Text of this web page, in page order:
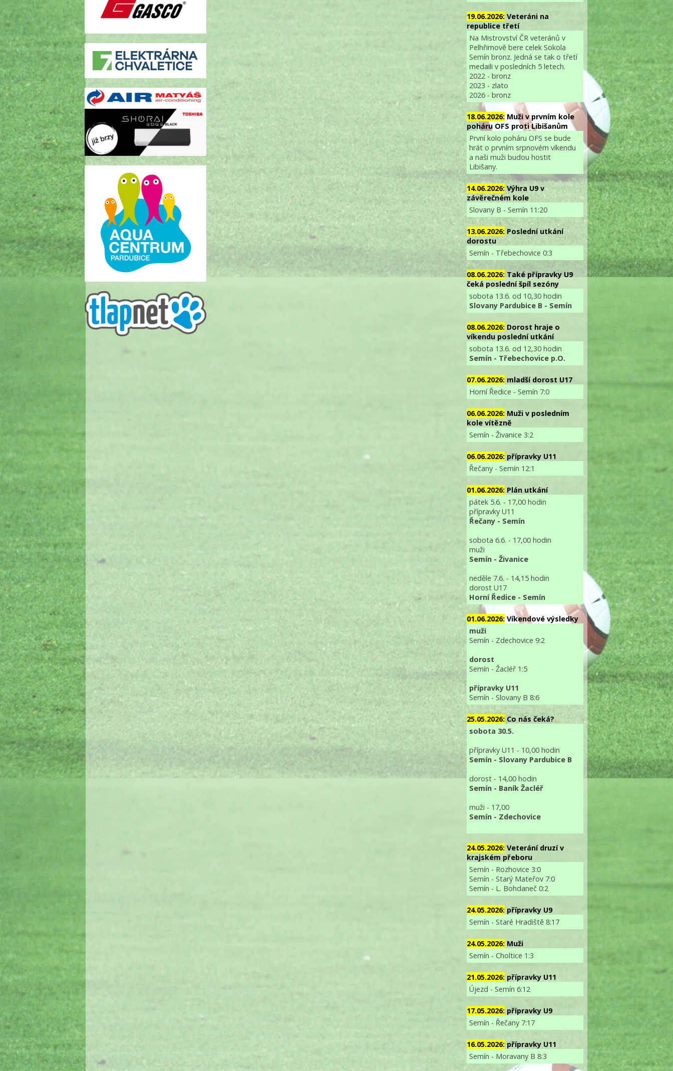
19.06.2026: Veteráni na
republice třetí
Na Mistrovství ČR veteránů v
Pelhřimově bere celek Sokola
Semín bronz. Jedná se tak o třetí
medaili v posledních 5 letech.
2022 - bronz
2023 - zlato
2026 - bronz
18.06.2026: Muži v prvním kole
poháru OFS proti Libišanům
První kolo poháru OFS se bude
hrát o prvním srpnovém víkendu
a naši muži budou hostit
Libišany.
14.06.2026: Výhra U9 v
závěrečném kole
Slovany B - Semín 11:20
13.06.2026: Poslední utkání
dorostu
Semín - Třebechovice 0:3
08.06.2026: Také přípravky U9
čeká poslední špíl sezóny
sobota 13.6. od 10,30 hodin
Slovany Pardubice B - Semín
08.06.2026: Dorost hraje o
víkendu poslední utkání
sobota 13.6. od 12,30 hodin
Semín - Třebechovice p.O.
07.06.2026: mladší dorost U17
Horní Ředice - Semín 7:0
06.06.2026: Muži v posledním
kole vítězně
Semín - Živanice 3:2
06.06.2026: přípravky U11
Řečany - Semín 12:1
01.06.2026: Plán utkání
pátek 5.6. - 17,00 hodin
přípravky U11
Řečany - Semín
sobota 6.6. - 17,00 hodin
muži
Semín - Živanice
neděle 7.6. - 14,15 hodin
dorost U17
Horní Ředice - Semín
01.06.2026: Víkendové výsledky
muži
Semín - Zdechovice 9:2
dorost
Semín - Žacléř 1:5
přípravky U11
Semín - Slovany B 8:6
25.05.2026: Co nás čeká?
sobota 30.5.
přípravky U11 - 10,00 hodin
Semín - Slovany Pardubice B
dorost - 14,00 hodin
Semín - Baník Žacléř
muži - 17,00
Semín - Zdechovice
24.05.2026: Veterání druzí v
krajském přeboru
Semín - Rozhovice 3:0
Semín - Starý Mateřov 7:0
Semín - L. Bohdaneč 0:2
24.05.2026: přípravky U9
Semín - Staré Hradiště 8:17
24.05.2026: Muži
Semín - Choltice 1:3
21.05.2026: přípravky U11
Újezd - Semín 6:12
17.05.2026: přípravky U9
Semín - Řečany 7:17
16.05.2026: přípravky U11
Semín - Moravany B 8:3